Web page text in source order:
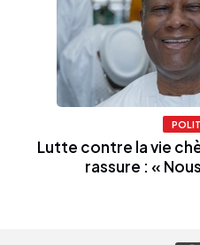
Lutte contre la vie
rassure : «